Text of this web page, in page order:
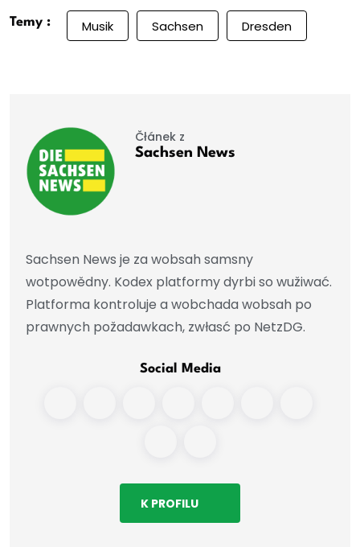
Temy : Musik Sachsen Dresden
Čłánek z
Sachsen News
Sachsen News je za wobsah samsny
wotpowědny. Kodex platformy dyrbi so wužiwać.
Platforma kontroluje a wobchada wobsah po
prawnych požadawkach, zwłasć po NetzDG.
Social Media
K PROFILU